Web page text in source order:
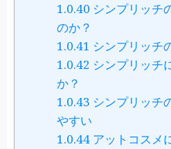
1.0.40 シンプリッチ
のか？
1.0.41 シンプリッチ
1.0.42 シンプリッチ
か？
1.0.43 シンプリッチ
やすい
1.0.44 アットコスメ